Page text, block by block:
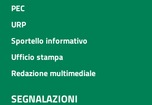
PEC
URP
Sportello informativo
Ufficio stampa
Redazione multimediale
SEGNALAZIONI